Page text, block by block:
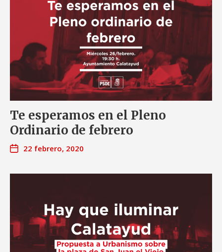
Te esperamos en el Pleno
Ordinario de febrero
22 febrero, 2020